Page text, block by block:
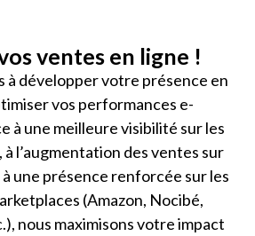
ventes en ligne !
à développer votre présence en
vos performances e-
à une meilleure visibilité sur les
à l’augmentation des ventes sur
une présence renforcée sur les
(Amazon, Nocibé,
nous maximisons votre impact